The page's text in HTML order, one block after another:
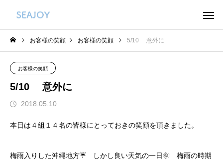
お客様の笑顔 お客様の笑顔 5/10 意外に
お客様の笑顔
5/10 意外に
2018.05.10
本日は４組１４名の皆様にとっておきの笑顔を頂きました。
梅雨入りした沖縄地方☔ しかし良い天気の一日🌞 梅雨の時期